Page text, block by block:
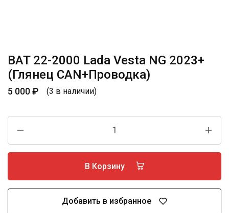
BAT 22-2000 Lada Vesta NG 2023+
(Глянец CAN+Проводка)
5 000₽ (3 в наличии)
В Корзину
Добавить в избранное